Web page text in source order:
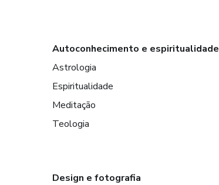
Autoconhecimento e espiritualidade
Astrologia
Espiritualidade
Meditação
Teologia
Design e fotografia